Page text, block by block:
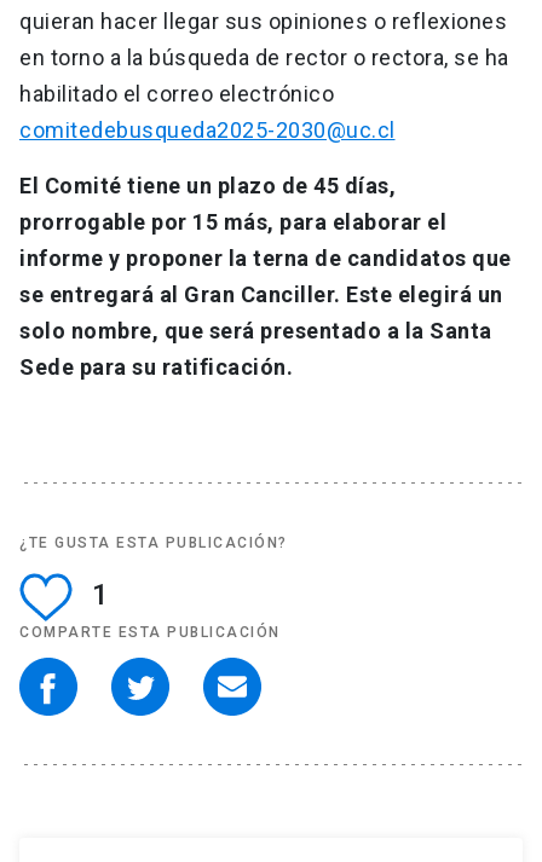
quieran hacer llegar sus opiniones o reflexiones
en torno a la búsqueda de rector o rectora, se ha
habilitado el correo electrónico
comitedebusqueda2025-2030@uc.cl
El Comité tiene un plazo de 45 días,
prorrogable por 15 más, para elaborar el
informe y proponer la terna de candidatos que
se entregará al Gran Canciller. Este elegirá un
solo nombre, que será presentado a la Santa
Sede para su ratificación.
¿TE GUSTA ESTA PUBLICACIÓN?
1
COMPARTE ESTA PUBLICACIÓN